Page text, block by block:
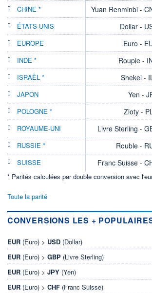
CHINE * Yuan Renminbi -
ÉTATS-UNIS Dollar -
EUROPE Euro -
INDE * Roupie -
ISRAËL * Shekel -
JAPON Yen -
POLOGNE * Zloty -
ROYAUME-UNI Livre Sterling -
RUSSIE * Rouble -
SUISSE Franc Suisse -
* Parités calculées par double conversion avec
Toute la parité
CONVERSIONS LES +
EUR (Euro) > USD (Dollar)
EUR (Euro) > GBP (Livre Sterling)
EUR (Euro) > JPY (Yen)
EUR (Euro) > CHF (Franc Suisse)